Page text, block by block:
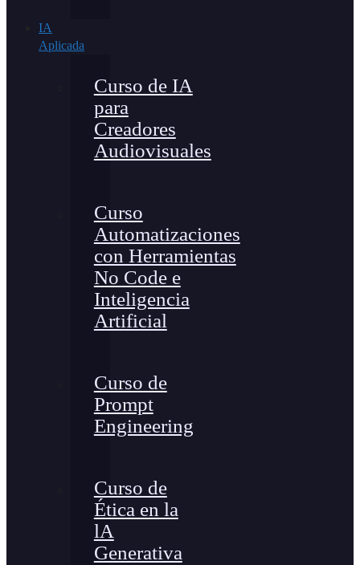
IA
Aplicada
Curso de IA
para
Creadores
Audiovisuales
Curso
Automatizaciones
con Herramientas
No Code e
Inteligencia
Artificial
Curso de
Prompt
Engineering
Curso de
Ética en la
lA
Generativa